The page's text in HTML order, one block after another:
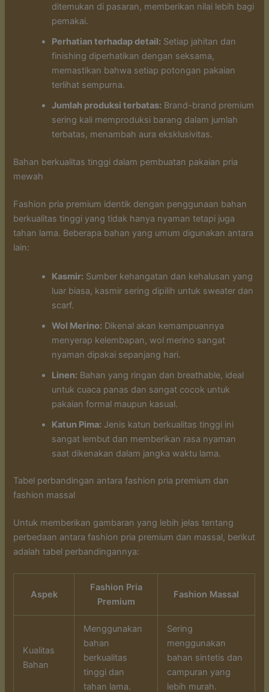
ditemukan di pasaran, memberikan nilai lebih bagi
pemakai.
Perhatian terhadap detail: Setiap jahitan dan
finishing diperhatikan dengan seksama,
memastikan bahwa setiap potongan pakaian
terlihat sempurna.
Jumlah produksi terbatas: Brand-brand premium
sering kali memproduksi barang dalam jumlah
terbatas, menambah aura eksklusivitas.
Bahan berkualitas tinggi dalam pembuatan pakaian pria
mewah
Fashion pria premium identik dengan penggunaan bahan
berkualitas tinggi yang tidak hanya nyaman tetapi juga
tahan lama. Beberapa bahan yang umum digunakan antara
lain:
Kasmir: Sumber kehangatan dan kehalusan yang
luar biasa, kasmir sering dipilih untuk sweater dan
scarf.
Wol Merino: Dikenal akan kemampuannya
menyerap kelembapan, wol merino sangat
nyaman dipakai sepanjang hari.
Linen: Bahan yang ringan dan breathable, ideal
untuk cuaca panas dan sangat cocok untuk
pakaian formal maupun kasual.
Katun Pima: Jenis katun berkualitas tinggi ini
sangat lembut dan memberikan rasa nyaman
saat dikenakan dalam jangka waktu lama.
Tabel perbandingan antara fashion pria premium dan
fashion massal
Untuk memberikan gambaran yang lebih jelas tentang
perbedaan antara fashion pria premium dan massal, berikut
adalah tabel perbandingannya:
Aspek
Fashion Pria
Premium
Fashion Massal
Kualitas
Bahan
Menggunakan
bahan
berkualitas
tinggi dan
tahan lama.
Sering
menggunakan
bahan sintetis dan
campuran yang
lebih murah.